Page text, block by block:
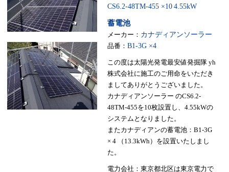
CS6.2-48TM-455 ×10 4.55kW
蓄電池
メーカー： カナディアンソーラー
品番： B1-3G ×4
この度は太陽光発電最安値発掘隊 yh
株式会社に施工のご用命をいただき
ましてありがとうございました。
カナディアンソーラー のCS6.2-
48TM-455を10枚設置し、4.55kWの
システムとなりました。
またカナディアンの蓄電池：B1-3G
× 4 （13.3kWh）を設置いたしまし
た。
電力会社：東京都北区は東京電力で